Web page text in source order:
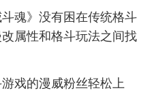
魂》没有困在传统格斗
属性和格斗玩法之间找
戏的漫威粉丝轻松上